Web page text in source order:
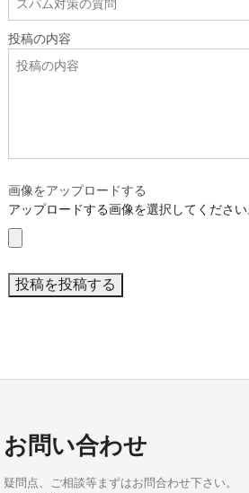
投稿の内容
画像をアップロードする
アップロードする画像を選択してください
お問い合わせ
疑問点、ご相談等まずはお問合わせ下さい。